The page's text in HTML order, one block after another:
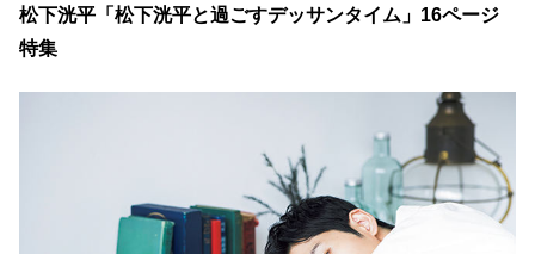
松下洸平「松下洸平と過ごすデッサンタイム」16ページ
特集